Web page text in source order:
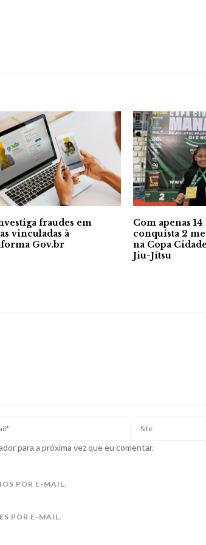
fraudes em
vinculadas à
Gov.br
Com apenas 14
conquista 2
na Copa
Jiu-Jítsu
para a próxima vez que eu comentar.
POR E-MAIL.
POR E-MAIL.